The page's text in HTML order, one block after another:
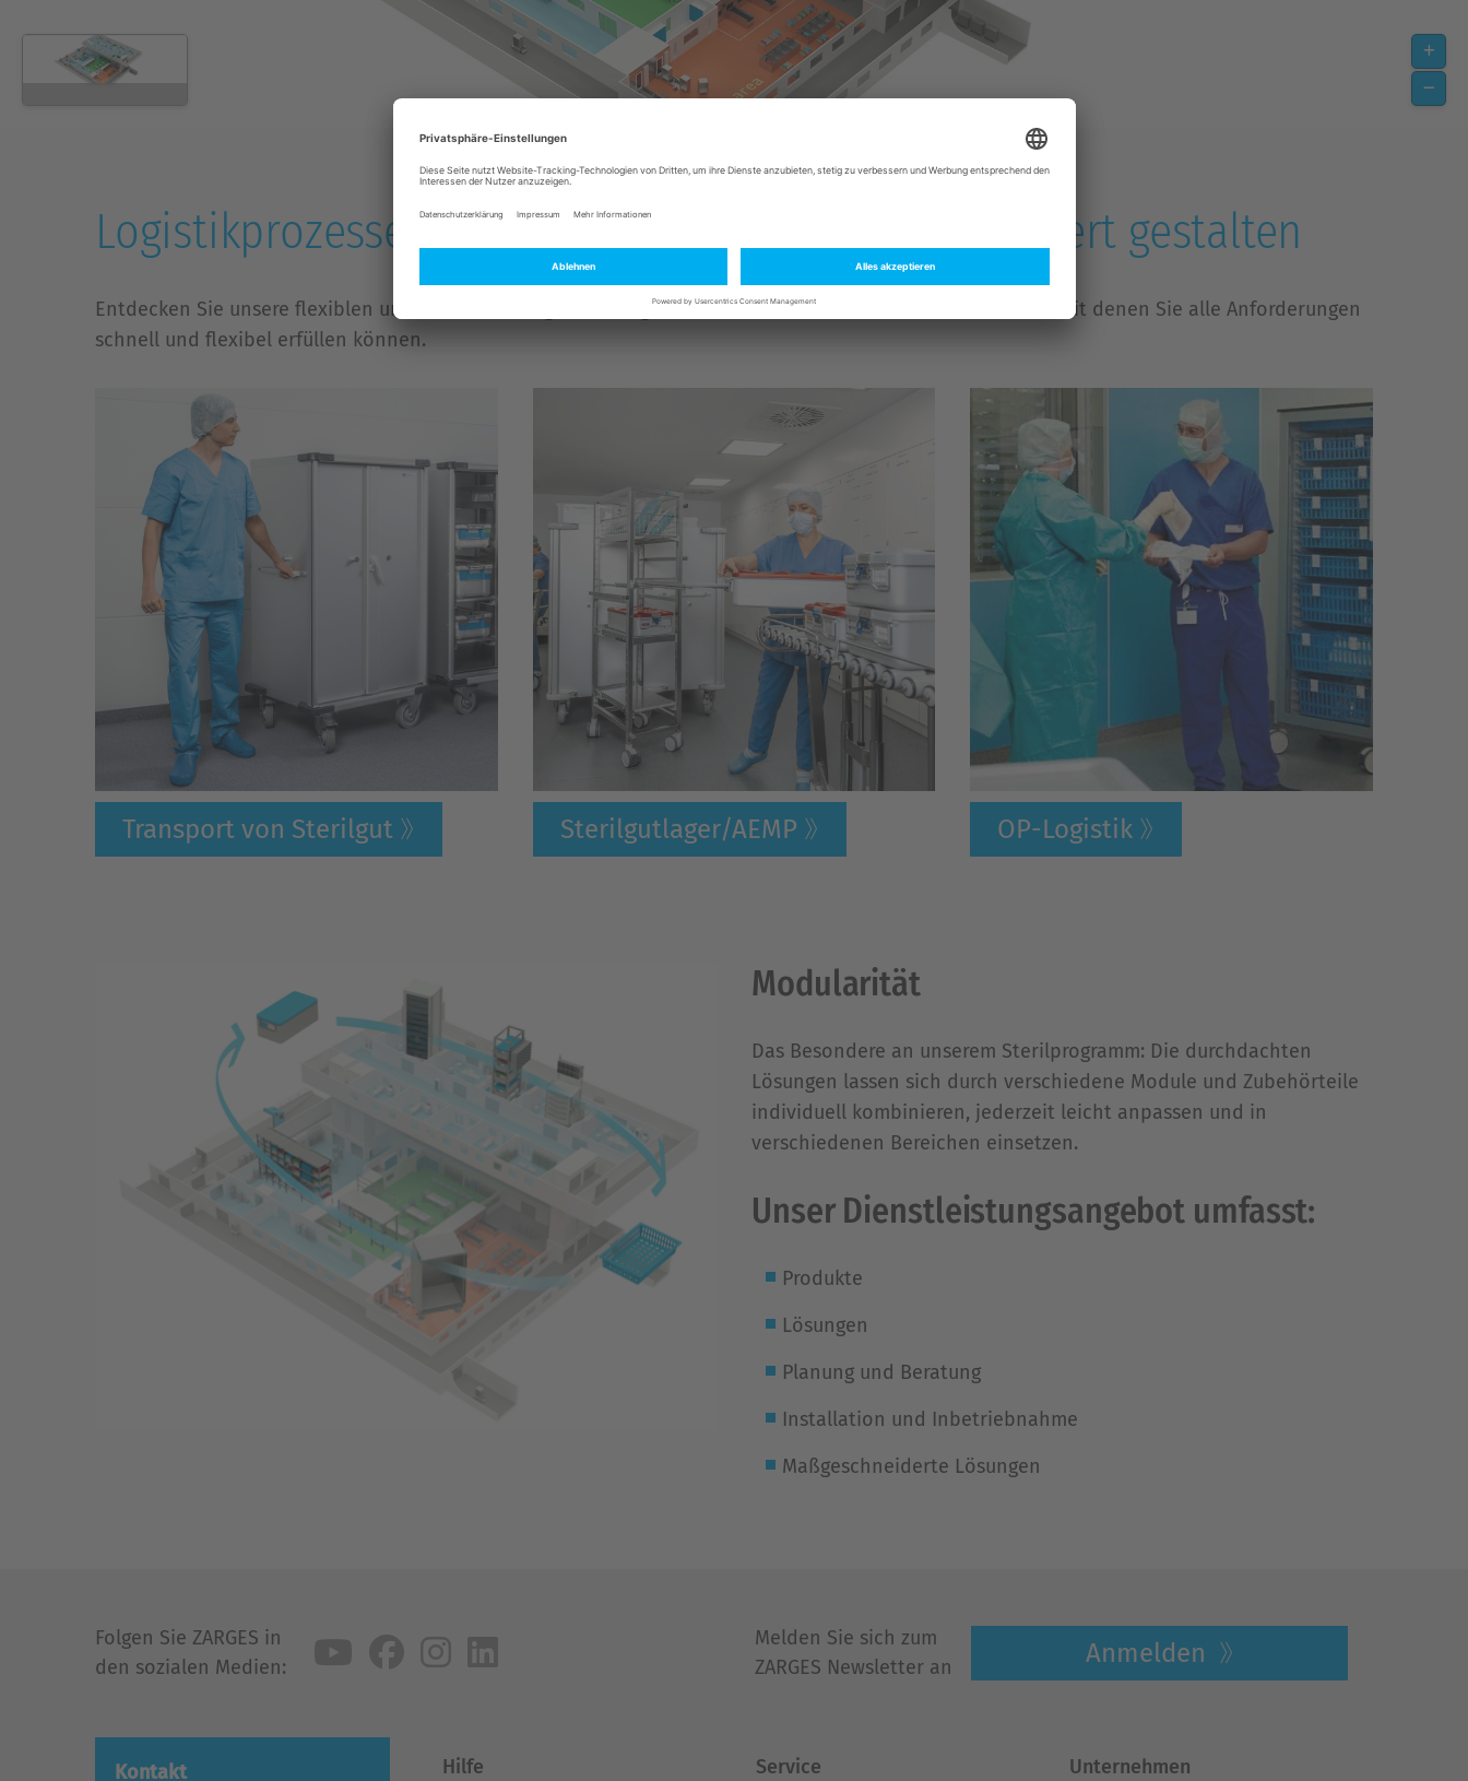
Logistikprozesse wirtschaftlich und zukunftsorientiert gestalten
Entdecken Sie unsere flexiblen und modularen Logistiklösungen für die verschiedenen Bereiche der AEMP, mit denen Sie alle Anforderungen
schnell und flexibel erfüllen können.
Transport von Sterilgut Sterilgutlager/AEMP OP-Logistik
Modularität
Das Besondere an unserem Sterilprogramm: Die durchdachten
Lösungen lassen sich durch verschiedene Module und Zubehörteile
individuell kombinieren, jederzeit leicht anpassen und in
verschiedenen Bereichen einsetzen.
Unser Dienstleistungsangebot umfasst:
Produkte
Lösungen
Planung und Beratung
Installation und Inbetriebnahme
Maßgeschneiderte Lösungen
Folgen Sie ZARGES in
den sozialen Medien:
Melden Sie sich zum
ZARGES Newsletter an
Anmelden
Kontakt Hilfe Service Unternehmen